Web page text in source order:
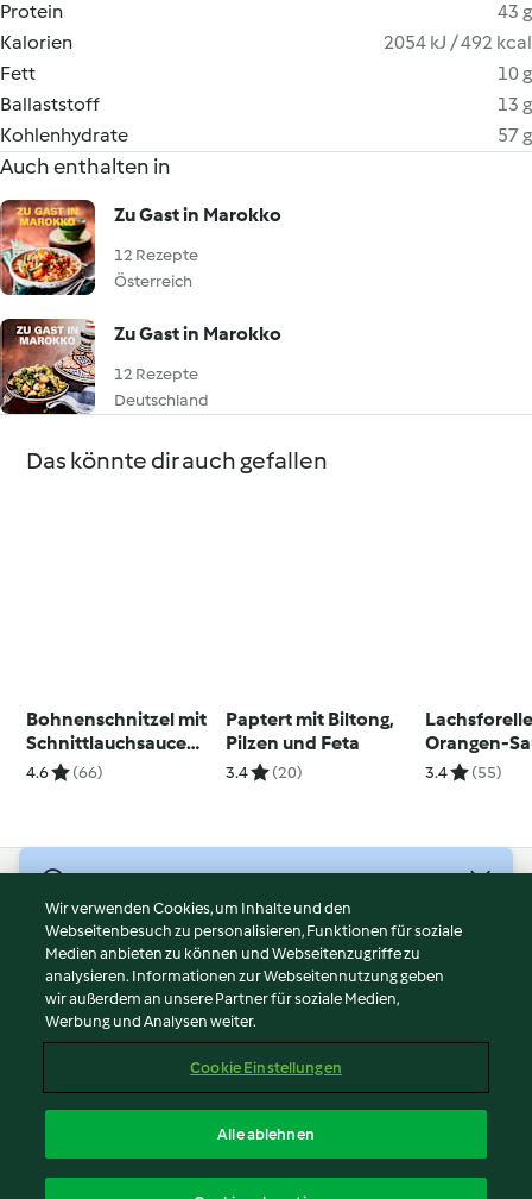
Protein
43 g
Kalorien
2054 kJ / 492 kcal
Fett
10 g
Ballaststoff
13 g
Kohlenhydrate
57 g
Auch enthalten in
Zu Gast in Marokko
12 Rezepte
Österreich
Zu Gast in Marokko
12 Rezepte
Deutschland
Das könnte dir auch gefallen
Bohnenschnitzel mit
Schnittlauchsauce
und Ei aus dem
4.6 (66)
Paptert mit Biltong,
Pilzen und Feta
3.4 (20)
Orangen-
3.4 (55)
Nutzungsbedingungen
Datenschutzrichtlinien
Disclaimer
Impressum
Inhalt melden
Erklärung zur Barrierefreiheit
Wir verwenden Cookies, um Inhalte und den
Webseitenbesuch zu personalisieren, Funktionen für soziale
Medien anbieten zu können und Webseitenzugriffe zu
analysieren. Informationen zur Webseitennutzung geben
wir außerdem an unsere Partner für soziale Medien,
Werbung und Analysen weiter.
Cookie Einstellungen
Alle ablehnen